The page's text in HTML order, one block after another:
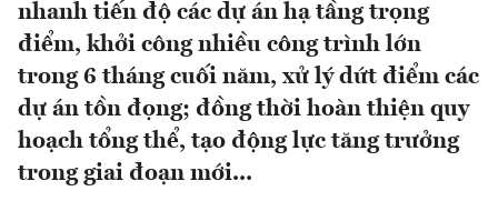
nhanh tiến độ các dự án hạ tầng trọng
điểm, khởi công nhiều công trình lớn
trong 6 tháng cuối năm, xử lý dứt điểm các
dự án tồn đọng; đồng thời hoàn thiện quy
hoạch tổng thể, tạo động lực tăng trưởng
trong giai đoạn mới...